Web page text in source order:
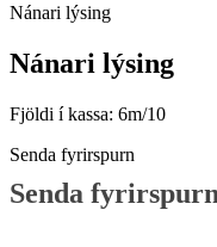
Nánari lýsing
Nánari lýsing
Fjöldi í kassa: 6m/10
Senda fyrirspurn
fyrirspurn
Senda